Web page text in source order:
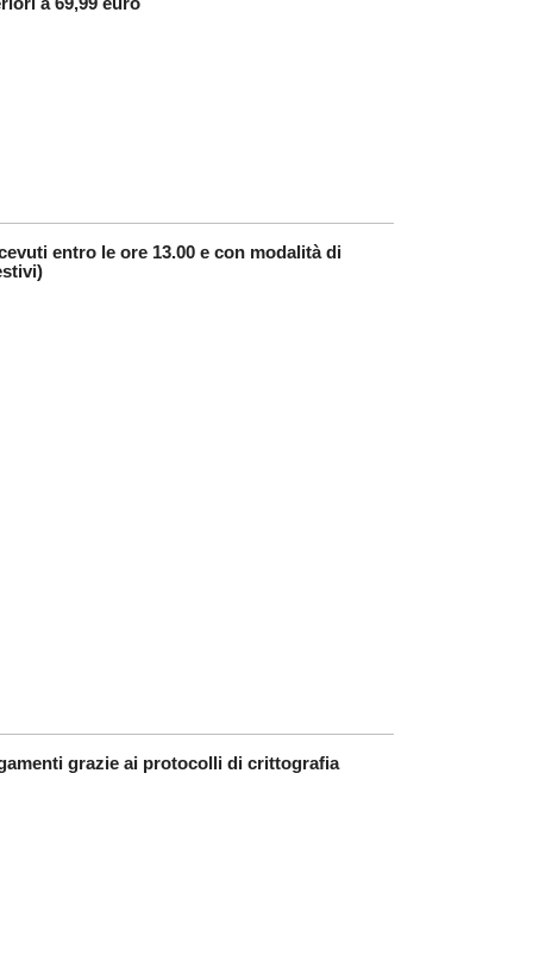
entro le ore 13.00 e con modalità di
grazie ai protocolli di crittografia